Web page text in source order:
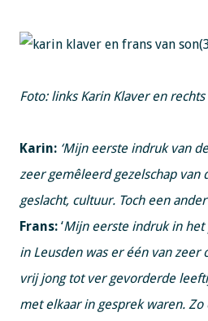
Foto: links Karin Klaver en rechts
Karin: ‘Mijn eerste indruk van
zeer gemêleerd gezelschap van
geslacht, cultuur. Toch een ander
Frans: ‘Mijn eerste indruk in het
in Leusden was er één van zeer
vrij jong tot ver gevorderde
met elkaar in gesprek waren.